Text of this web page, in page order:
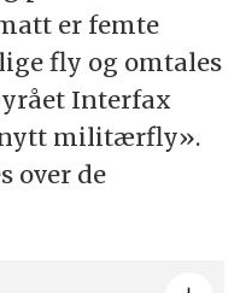
er femte
fly og omtales
Interfax
nytt militærfly».
over de